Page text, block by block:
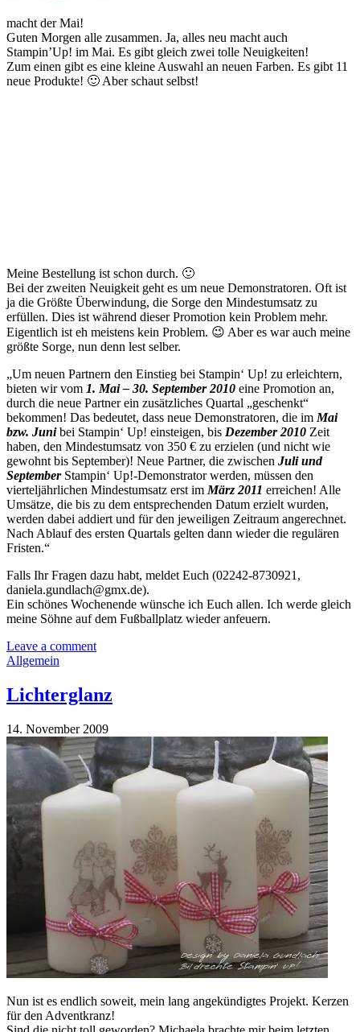
macht der Mai!
Guten Morgen alle zusammen. Ja, alles neu macht auch
Stampin’Up! im Mai. Es gibt gleich zwei tolle Neuigkeiten!
Zum einen gibt es eine kleine Auswahl an neuen Farben. Es gibt 11
neue Produkte! 🙂 Aber schaut selbst!
Meine Bestellung ist schon durch. 🙂
Bei der zweiten Neuigkeit geht es um neue Demonstratoren. Oft ist
ja die Größte Überwindung, die Sorge den Mindestumsatz zu
erfüllen. Dies ist während dieser Promotion kein Problem mehr.
Eigentlich ist eh meistens kein Problem. 😉 Aber es war auch meine
größte Sorge, nun denn lest selber.
„Um neuen Partnern den Einstieg bei Stampin‘ Up! zu erleichtern,
bieten wir vom 1. Mai – 30. September 2010 eine Promotion an,
durch die neue Partner ein zusätzliches Quartal „geschenkt“
bekommen! Das bedeutet, dass neue Demonstratoren, die im Mai
bzw. Junibei Stampin‘ Up! einsteigen, bis Dezember 2010 Zeit
haben, den Mindestumsatz von 350 € zu erzielen (und nicht wie
gewohnt bis September)! Neue Partner, die zwischen Juli und
September Stampin‘ Up!-Demonstrator werden, müssen den
vierteljährlichen Mindestumsatz erst im März 2011 erreichen! Alle
Umsätze, die bis zu dem entsprechenden Datum erzielt wurden,
werden dabei addiert und für den jeweiligen Zeitraum angerechnet.
Nach Ablauf des ersten Quartals gelten dann wieder die regulären
Fristen.“
Falls Ihr Fragen dazu habt, meldet Euch (02242-8730921,
daniela.gundlach@gmx.de).
Ein schönes Wochenende wünsche ich Euch allen. Ich werde gleich
meine Söhne auf dem Fußballplatz wieder anfeuern.
Leave a comment
Allgemein
Lichterglanz
14. November 2009
Nun ist es endlich soweit, mein lang angekündigtes Projekt. Kerzen
für den Adventkranz!